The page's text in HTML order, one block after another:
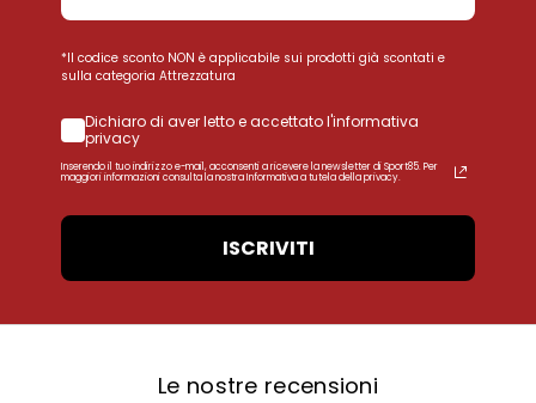
*Il codice sconto NON è applicabile sui prodotti già scontati e
sulla categoria Attrezzatura
Dichiaro di aver letto e accettato l'informativa
privacy
Inserendo il tuo indirizzo e-mail, acconsenti a ricevere la newsletter di Sport85. Per
maggiori informazioni consulta la nostra Informativa a tutela della privacy.
ISCRIVITI
Le nostre recensioni